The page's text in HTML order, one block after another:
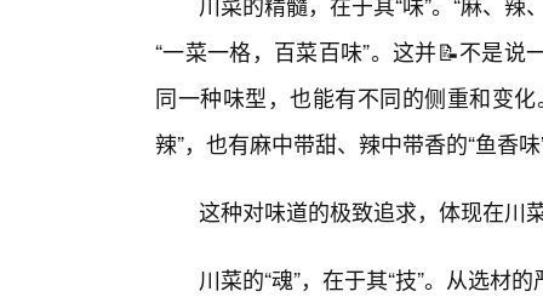
“一菜一格，百菜百味”。这并📝不是
同一种味型，也能有不同的侧重和变
辣”，也有麻中带甜、辣中带香的“鱼香
这种对味道的极致追求，体现在川
川菜的“魂”，在于其“技”。从选材